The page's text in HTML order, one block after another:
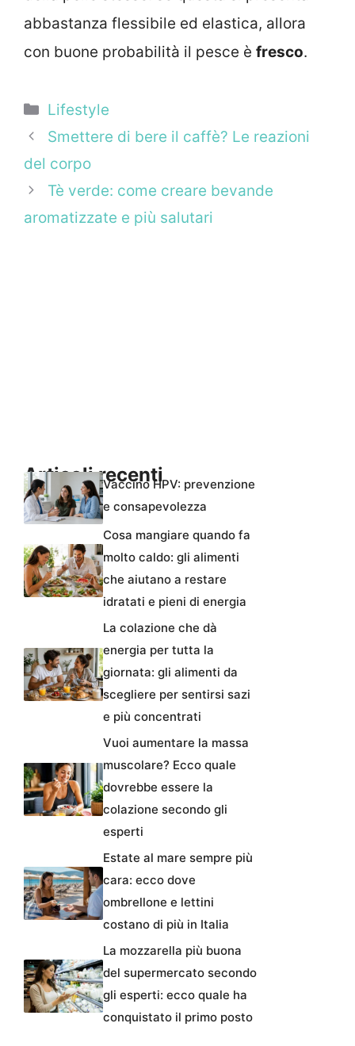
abbastanza flessibile ed elastica, allora
con buone probabilità il pesce è fresco.
Categorie
Lifestyle
Smettere di bere il caffè? Le reazioni
del corpo
Tè verde: come creare bevande
aromatizzate e più salutari
Articoli recentiVaccino HPV: prevenzione
e consapevolezza
Cosa mangiare quando fa
molto caldo: gli alimenti
che aiutano a restare
idratati e pieni di energia
La colazione che dà
energia per tutta la
giornata: gli alimenti da
scegliere per sentirsi sazi
e più concentrati
Vuoi aumentare la massa
muscolare? Ecco quale
dovrebbe essere la
colazione secondo gli
esperti
Estate al mare sempre più
cara: ecco dove
ombrellone e lettini
costano di più in Italia
La mozzarella più buona
del supermercato secondo
gli esperti: ecco quale ha
conquistato il primo posto